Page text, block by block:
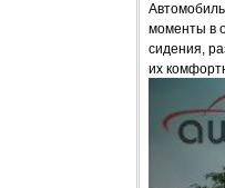
моменты в
сидения,
их